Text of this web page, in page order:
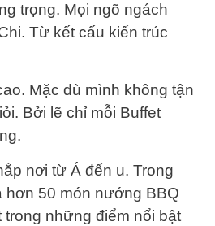
trọng. Mọi ngõ ngách
Từ kết cấu kiến trúc
Mặc dù mình không tận
Bởi lẽ chỉ mỗi Buffet
nơi từ Á đến u. Trong
hơn 50 món nướng BBQ
những điểm nổi bật